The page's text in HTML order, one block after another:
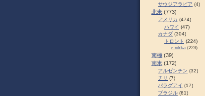
サウジアラビア (4)
北米 (773)
アメリカ (474)
ハワイ (47)
カナダ (304)
トロント (224)
e-nikka (223)
南極 (39)
南米 (172)
アルゼンチン (32)
チリ (7)
パラグアイ (17)
ブラジル (61)